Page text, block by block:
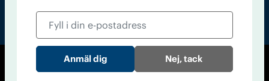
© Tidningen Accent 2026
Nej, tack